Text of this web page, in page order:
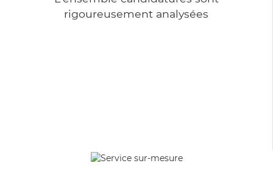
rigoureusement analysées